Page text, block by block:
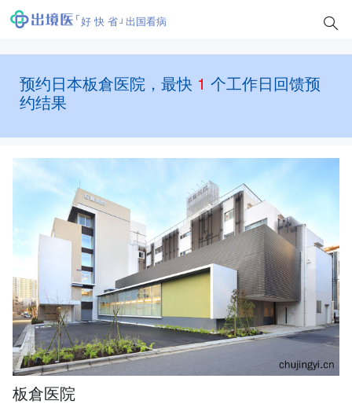
好 快 省 出国看病
预约日本板倉医院，最快 1 个工作日回馈预
约结果
板倉医院